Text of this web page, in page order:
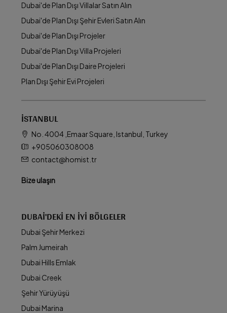
Dubai'de Plan Dışı Villalar Satın Alın
Dubai'de Plan Dışı Şehir Evleri Satın Alın
Dubai'de Plan Dışı Projeler
Dubai'de Plan Dışı Villa Projeleri
Dubai'de Plan Dışı Daire Projeleri
Plan Dışı Şehir Evi Projeleri
İSTANBUL
No. 4004 ,Emaar Square, Istanbul, Turkey
+905060308008
contact@homist.tr
Bize ulaşın
DUBAI'DEKI EN İYI BÖLGELER
Dubai Şehir Merkezi
Palm Jumeirah
Dubai Hills Emlak
Dubai Creek
Şehir Yürüyüşü
Dubai Marina